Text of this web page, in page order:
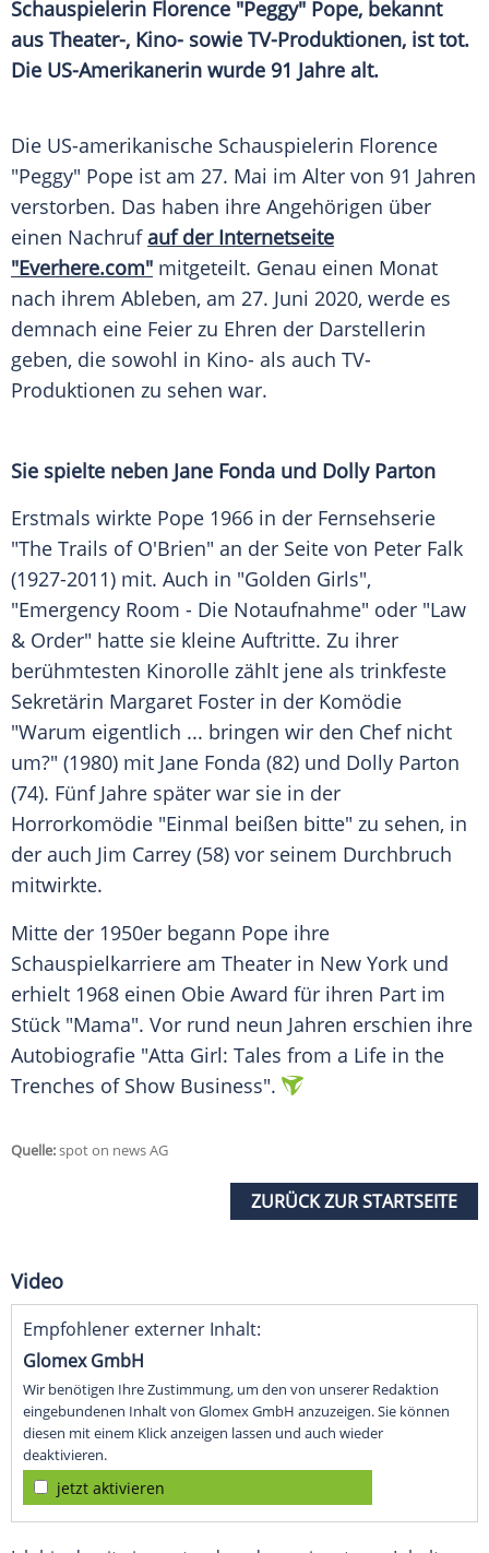
Schauspielerin Florence "Peggy" Pope, bekannt
aus Theater-, Kino- sowie TV-Produktionen, ist tot.
Die US-Amerikanerin wurde 91 Jahre alt.
Die US-amerikanische Schauspielerin Florence
"Peggy" Pope ist am 27. Mai im Alter von 91 Jahren
verstorben. Das haben ihre Angehörigen über
einen Nachrufauf der Internetseite
"Everhere.com" mitgeteilt. Genau einen Monat
nach ihrem Ableben, am 27. Juni 2020, werde es
demnach eine Feier zu Ehren der Darstellerin
geben, die sowohl in Kino- als auch TV-
Produktionen zu sehen war.
Sie spielte neben Jane Fonda und Dolly Parton
Erstmals wirkte Pope 1966 in der Fernsehserie
"The Trails of O'Brien" an der Seite von Peter Falk
(1927-2011) mit. Auch in "Golden Girls",
"Emergency Room - Die Notaufnahme" oder "Law
& Order" hatte sie kleine Auftritte. Zu ihrer
berühmtesten Kinorolle zählt jene als trinkfeste
Sekretärin Margaret Foster in der Komödie
"Warum eigentlich ... bringen wir den Chef nicht
um?" (1980) mit Jane Fonda (82) und Dolly Parton
(74). Fünf Jahre später war sie in der
Horrorkomödie "Einmal beißen bitte" zu sehen, in
der auch Jim Carrey (58) vor seinem Durchbruch
mitwirkte.
Mitte der 1950er begann Pope ihre
Schauspielkarriere am Theater in New York und
erhielt 1968 einen Obie Award für ihren Part im
Stück "Mama". Vor rund neun Jahren erschien ihre
Autobiografie "Atta Girl: Tales from a Life in the
Trenches of Show Business".
Quelle:spot on news AG
ZURÜCK ZUR STARTSEITE
Video
Empfohlener externer Inhalt:
Glomex GmbH
Wir benötigen Ihre Zustimmung, um den von unserer Redaktion
eingebundenen Inhalt von Glomex GmbH anzuzeigen. Sie können
diesen mit einem Klick anzeigen lassen und auch wieder
deaktivieren.
jetzt aktivieren